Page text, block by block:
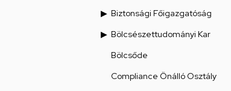
Biztonsági Főigazgatóság
Bölcsészettudományi Kar
Bölcsőde
Compliance Önálló Osztály